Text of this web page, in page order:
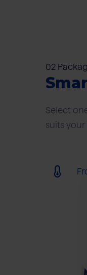
02
Select
suits